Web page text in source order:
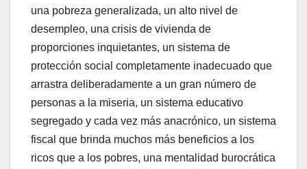
una pobreza generalizada, un alto nivel de
desempleo, una crisis de vivienda de
proporciones inquietantes, un sistema de
protección social completamente inadecuado que
arrastra deliberadamente a un gran número de
personas a la miseria, un sistema educativo
segregado y cada vez más anacrónico, un sistema
fiscal que brinda muchos más beneficios a los
ricos que a los pobres, una mentalidad burocrática